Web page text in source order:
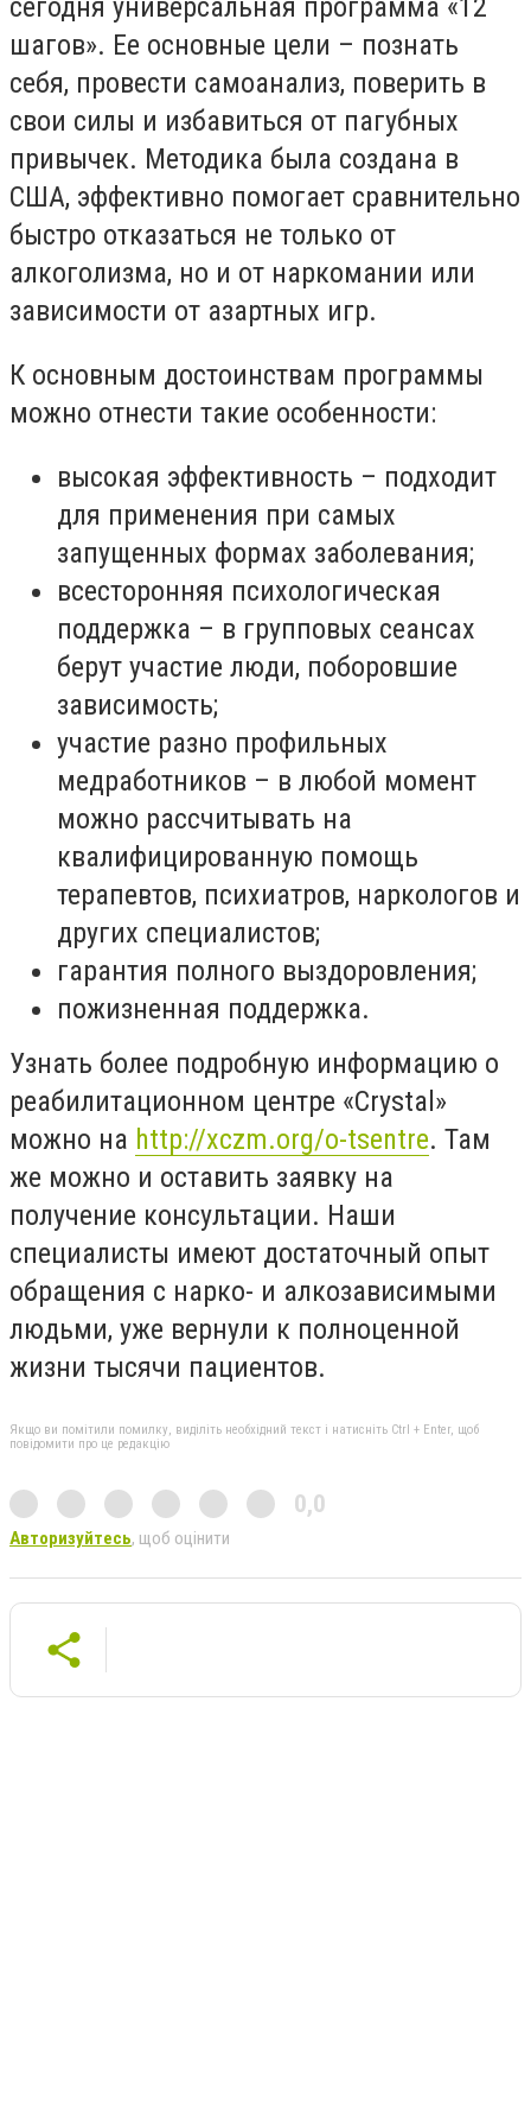
сегодня универсальная программа «12
шагов». Ее основные цели – познать
себя, провести самоанализ, поверить в
свои силы и избавиться от пагубных
привычек. Методика была создана в
США, эффективно помогает сравнительно
быстро отказаться не только от
алкоголизма, но и от наркомании или
зависимости от азартных игр.
К основным достоинствам программы
можно отнести такие особенности:
высокая эффективность – подходит
для применения при самых
запущенных формах заболевания;
всесторонняя психологическая
поддержка – в групповых сеансах
берут участие люди, поборовшие
зависимость;
участие разно профильных
медработников – в любой момент
можно рассчитывать на
квалифицированную помощь
терапевтов, психиатров, наркологов и
других специалистов;
гарантия полного выздоровления;
пожизненная поддержка.
Узнать более подробную информацию о
реабилитационном центре «Crystal»
можно на http://xczm.org/o-tsentre. Там
же можно и оставить заявку на
получение консультации. Наши
специалисты имеют достаточный опыт
обращения с нарко- и алкозависимыми
людьми, уже вернули к полноценной
жизни тысячи пациентов.
Якщо ви помітили помилку, виділіть необхідний текст і натисніть Ctrl + Enter, щоб
повідомити про це редакцію
0,0
Авторизуйтесь, щоб оцінити